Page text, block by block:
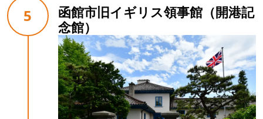
5
函館市旧イギリス領事館（開港記
念館）